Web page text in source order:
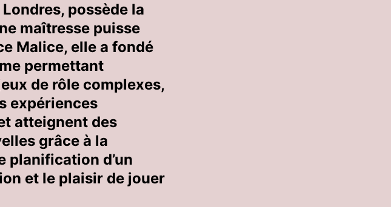
possède la
maîtresse puisse
Malice, elle a fondé
permettant
de rôle complexes,
expériences
atteignent des
grâce à la
planification d’un
et le plaisir de jouer